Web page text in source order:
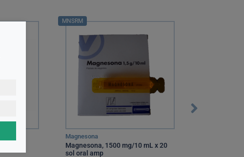
MNSRM
Magnesona
Magnesona, 1500 mg/10 mL x 20
sol oral amp